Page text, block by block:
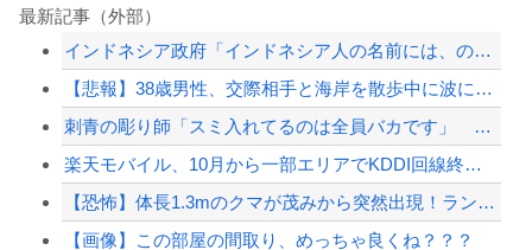
最新記事（外部）
インドネシア政府「インドネシア人の名前には、のび太、ドラえもん、スネ夫、ナルト、...
【悲報】38歳男性、交際相手と海岸を散歩中に波にさらわれ死亡
刺青の彫り師「スミ入れてるのは全員バカです」 ドタキャン当たり前、カネはない、挨...
楽天モバイル、10月から一部エリアでKDDI回線終了へ…自前設備への投資拡大不可...
【恐怖】体長1.3mのクマが茂みから突然出現！ランニング中の男性をガチで襲撃した...
【画像】この部屋の間取り、めっちゃ良くね？？？